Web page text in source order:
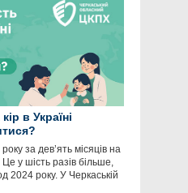
в Україні
за дев’ять місяців на
Це у шість разів більше,
2024 року. У Черкаській